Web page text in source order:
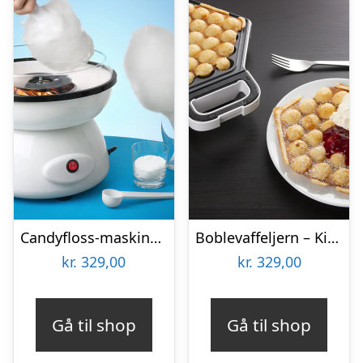
Candyfloss-maskine – KitchPro
kr. 329,00
Gå til shop
Boblevaffeljern – KitchPro
kr. 329,00
Gå til shop